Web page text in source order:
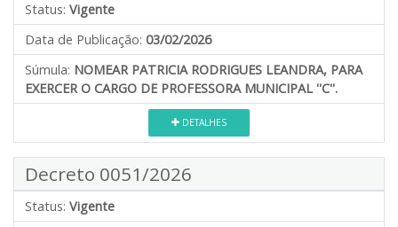
Status: Vigente
Data de Publicação: 03/02/2026
Súmula: NOMEAR PATRICIA RODRIGUES LEANDRA, PARA
EXERCER O CARGO DE PROFESSORA MUNICIPAL ''C''.
DETALHES
Decreto 0051/2026
Status: Vigente